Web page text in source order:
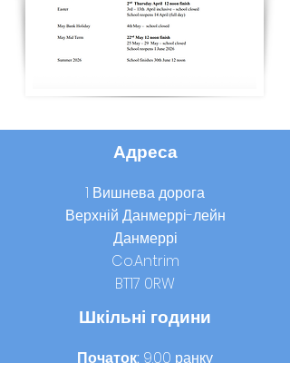
Адреса
1 Вишнева дорога
Верхній Данмеррі-лейн
Данмеррі
Co.Antrim
BT17 0RW
Шкільні години
Початок:9.00 ранку